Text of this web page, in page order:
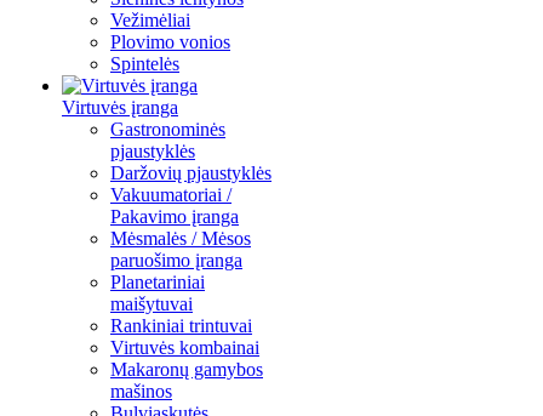
Vežimėliai
Plovimo vonios
Spintelės
Virtuvės įranga
Gastronominės
pjaustyklės
Daržovių pjaustyklės
Vakuumatoriai /
Pakavimo įranga
Mėsmalės / Mėsos
paruošimo įranga
Planetariniai
maišytuvai
Rankiniai trintuvai
Virtuvės kombainai
Makaronų gamybos
mašinos